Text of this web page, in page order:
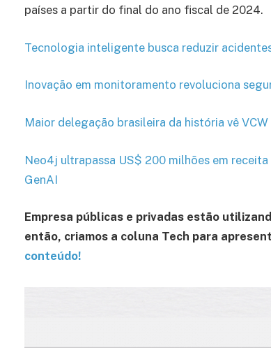
países a partir do final do ano fiscal de 2024.
Tecnologia inteligente busca reduzir
Inovação em monitoramento revoluciona
Maior delegação brasileira da história vê
Neo4j ultrapassa US$ 200 milhões em
GenAI
Empresa públicas e privadas estão
então, criamos a coluna Tech para
conteúdo!